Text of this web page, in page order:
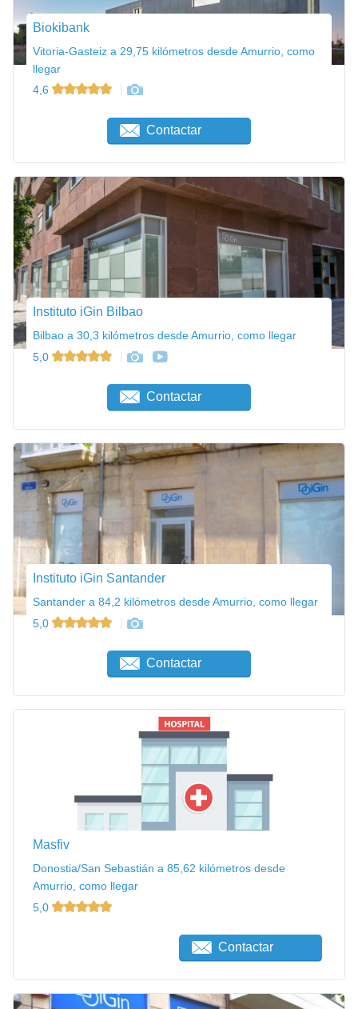
Biokibank
Vitoria-Gasteiz a 29,75 kilómetros desde Amurrio, como
llegar
4,6
Contactar
Instituto iGin Bilbao
Bilbao a 30,3 kilómetros desde Amurrio, como llegar
5,0
Contactar
Instituto iGin Santander
Santander a 84,2 kilómetros desde Amurrio, como llegar
5,0
Contactar
Masfiv
Donostia/San Sebastián a 85,62 kilómetros desde
Amurrio, como llegar
5,0
Contactar